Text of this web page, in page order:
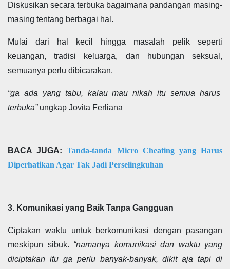
Diskusikan secara terbuka bagaimana pandangan masing-
masing tentang berbagai hal.
Mulai dari hal kecil hingga masalah pelik seperti
keuangan, tradisi keluarga, dan hubungan seksual,
semuanya perlu dibicarakan.
“ga ada yang tabu, kalau mau nikah itu semua harus
terbuka”ungkap Jovita Ferliana
BACA JUGA:Tanda-tanda Micro Cheating yang Harus
Diperhatikan Agar Tak Jadi Perselingkuhan
3. Komunikasi yang Baik Tanpa Gangguan
Ciptakan waktu untuk berkomunikasi dengan pasangan
meskipun sibuk. “namanya komunikasi dan waktu yang
diciptakan itu ga perlu banyak-banyak, dikit aja tapi di